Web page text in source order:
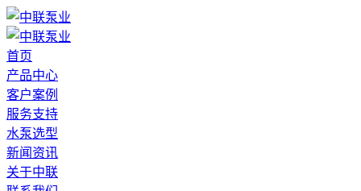
首页
产品中心
客户案例
服务支持
水泵选型
新闻资讯
关于中联